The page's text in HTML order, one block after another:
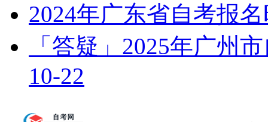
2024年广东省自考报
「答疑」2025年广州
10-22